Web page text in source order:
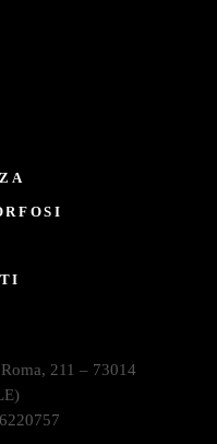
211 – 73014